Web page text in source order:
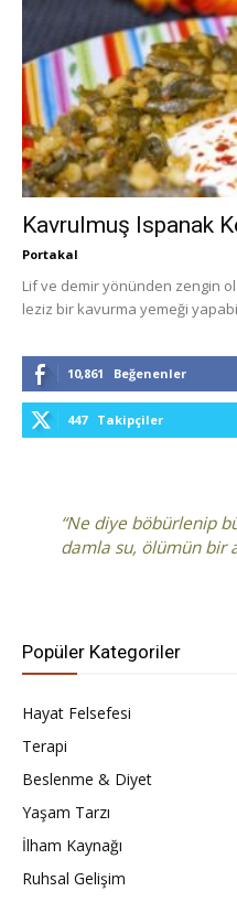
Kavrulmuş Ispanak
Portakal
Lif ve demir yönünden zengin
leziz bir kavurma yemeği
10,861 Beğenenler
447 Takipçiler
“Ne diye böbürlenip
damla su, ölümün bir
Popüler Kategoriler
Hayat Felsefesi
Terapi
Beslenme & Diyet
Yaşam Tarzı
İlham Kaynağı
Ruhsal Gelişim